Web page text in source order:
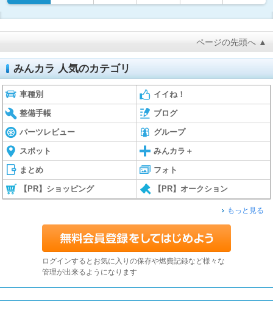
ページの先頭へ ▲
みんカラ 人気のカテゴリ
車種別 イイね！
整備手帳 ブログ
パーツレビュー グループ
スポット みんカラ＋
まとめ フォト
【PR】ショッピング 【PR】オークション
もっと見る
ログインするとお気に入りの保存や燃費記録など様々な
管理が出来るようになります